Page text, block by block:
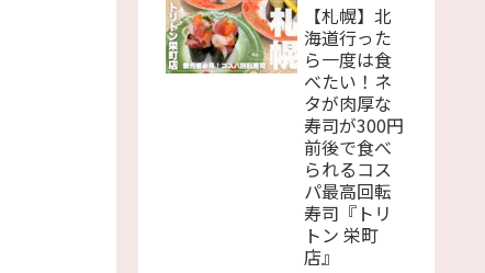
【札幌】北
海道行った
ら一度は食
べたい！ネ
タが肉厚な
寿司が300円
前後で食べ
られるコス
パ最高回転
寿司『トリ
トン 栄町
店』